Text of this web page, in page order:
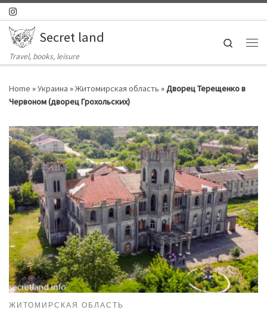
Skip to content
Secret land
Travel, books, leisure
Search
Home »Украина »Житомирская область »Дворец Терещенко в
Червоном (дворец Грохольских)
ЖИТОМИРСКАЯ ОБЛАСТЬ